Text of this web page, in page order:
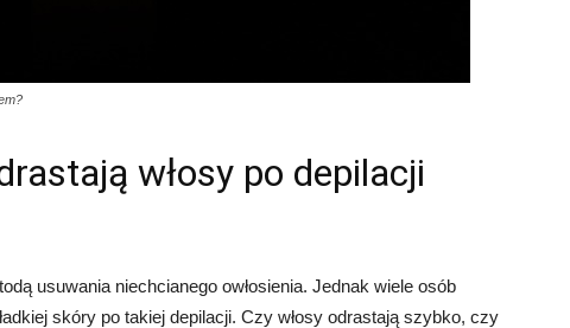
włosy po depilacji
usuwania niechcianego owłosienia. Jednak wiele osób
skóry po takiej depilacji. Czy włosy odrastają szybko, czy